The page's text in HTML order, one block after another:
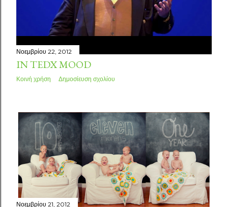
Νοεμβρίου 26, 2012
ΦΩΤΟΓΡΑΦΙΚΈΣ ΚΆΡΤΕΣ
Κοινή χρήση Δημοσίευση σχολίου
Νοεμβρίου 22, 2012
IN TEDX MOOD
Κοινή χρήση Δημοσίευση σχολίου
Νοεμβρίου 21, 2012